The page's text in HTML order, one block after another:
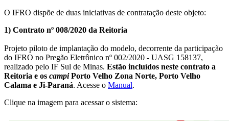
O IFRO dispõe de duas iniciativas de contratação deste objeto:
1) Contrato nº 008/2020 da Reitoria
Projeto piloto de implantação do modelo, decorrente da participação
do IFRO no Pregão Eletrônico nº 002/2020 - UASG 158137,
realizado pelo IF Sul de Minas. Estão incluídos neste contrato a
Reitoria e os campiPorto Velho Zona Norte, Porto Velho
Calama e Ji-Paraná. Acesse o Manual.
Clique na imagem para acessar o sistema: